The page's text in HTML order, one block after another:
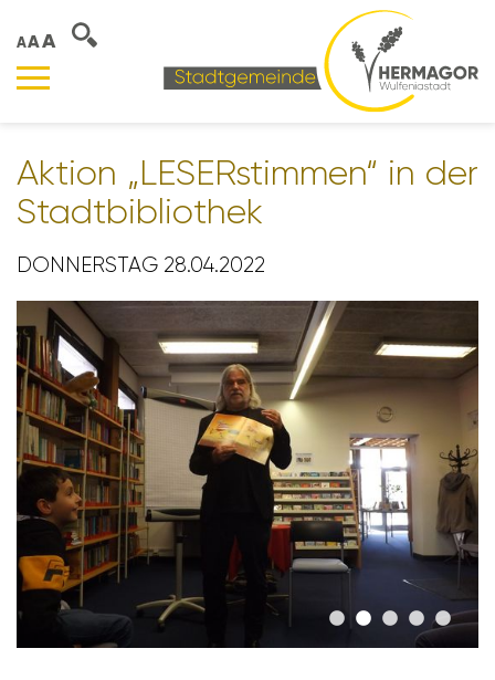
AAA
Aktion „LESER­stimmen“ in der
Stadt­bi­blio­thek
DONNERSTAG 28.04.2022